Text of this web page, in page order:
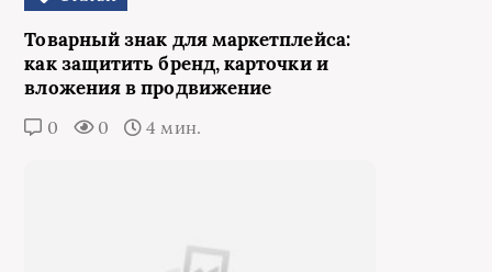
Товарный знак для маркетплейса:
как защитить бренд, карточки и
вложения в продвижение
0 0 4 мин.